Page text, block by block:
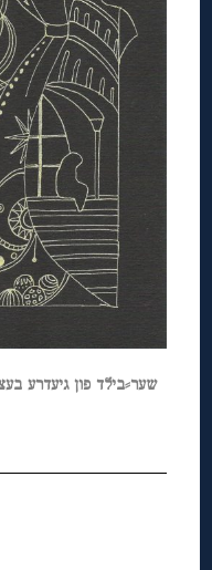
שער⸗בילד פון גיעדרע בעצאָניטע